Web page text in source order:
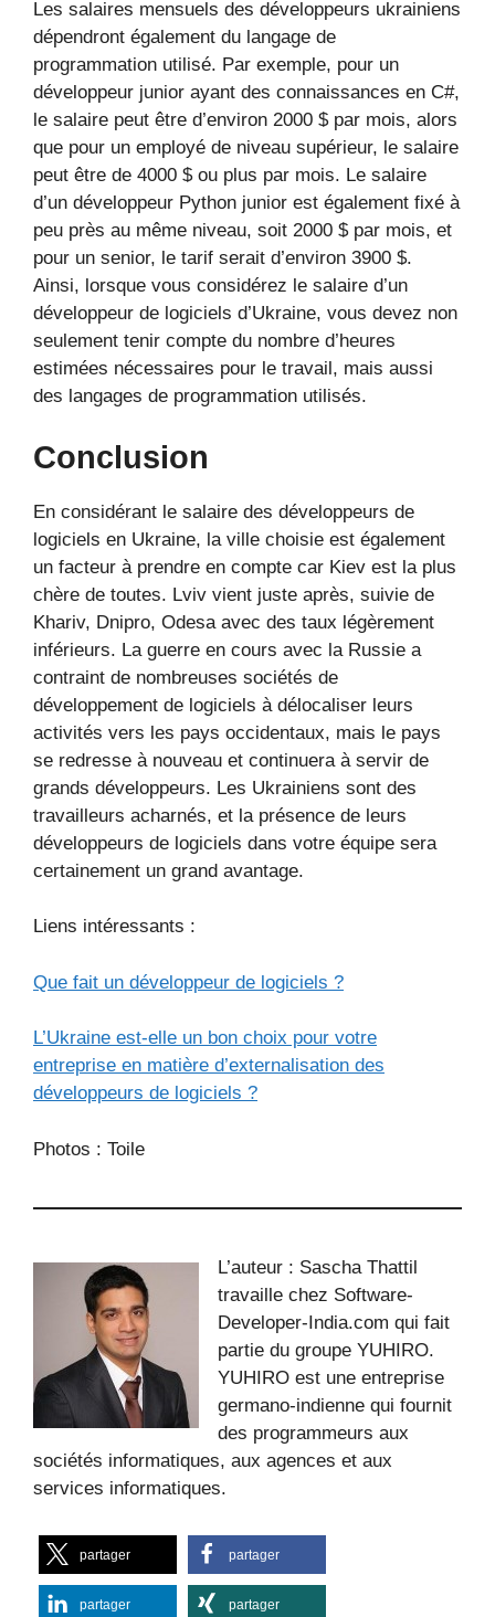
Les salaires mensuels des développeurs ukrainiens
dépendront également du langage de
programmation utilisé. Par exemple, pour un
développeur junior ayant des connaissances en C#,
le salaire peut être d’environ 2000 $ par mois, alors
que pour un employé de niveau supérieur, le salaire
peut être de 4000 $ ou plus par mois. Le salaire
d’un développeur Python junior est également fixé à
peu près au même niveau, soit 2000 $ par mois, et
pour un senior, le tarif serait d’environ 3900 $.
Ainsi, lorsque vous considérez le salaire d’un
développeur de logiciels d’Ukraine, vous devez non
seulement tenir compte du nombre d’heures
estimées nécessaires pour le travail, mais aussi
des langages de programmation utilisés.
Conclusion
En considérant le salaire des développeurs de
logiciels en Ukraine, la ville choisie est également
un facteur à prendre en compte car Kiev est la plus
chère de toutes. Lviv vient juste après, suivie de
Khariv, Dnipro, Odesa avec des taux légèrement
inférieurs. La guerre en cours avec la Russie a
contraint de nombreuses sociétés de
développement de logiciels à délocaliser leurs
activités vers les pays occidentaux, mais le pays
se redresse à nouveau et continuera à servir de
grands développeurs. Les Ukrainiens sont des
travailleurs acharnés, et la présence de leurs
développeurs de logiciels dans votre équipe sera
certainement un grand avantage.
Liens intéressants :
Que fait un développeur de logiciels ?
L’Ukraine est-elle un bon choix pour votre
entreprise en matière d’externalisation des
développeurs de logiciels ?
Photos : Toile
L’auteur : Sascha Thattil
travaille chez Software-
Developer-India.com qui fait
partie du groupe YUHIRO.
YUHIRO est une entreprise
germano-indienne qui fournit
des programmeurs aux
sociétés informatiques, aux agences et aux
services informatiques.
partager partager
partager partager